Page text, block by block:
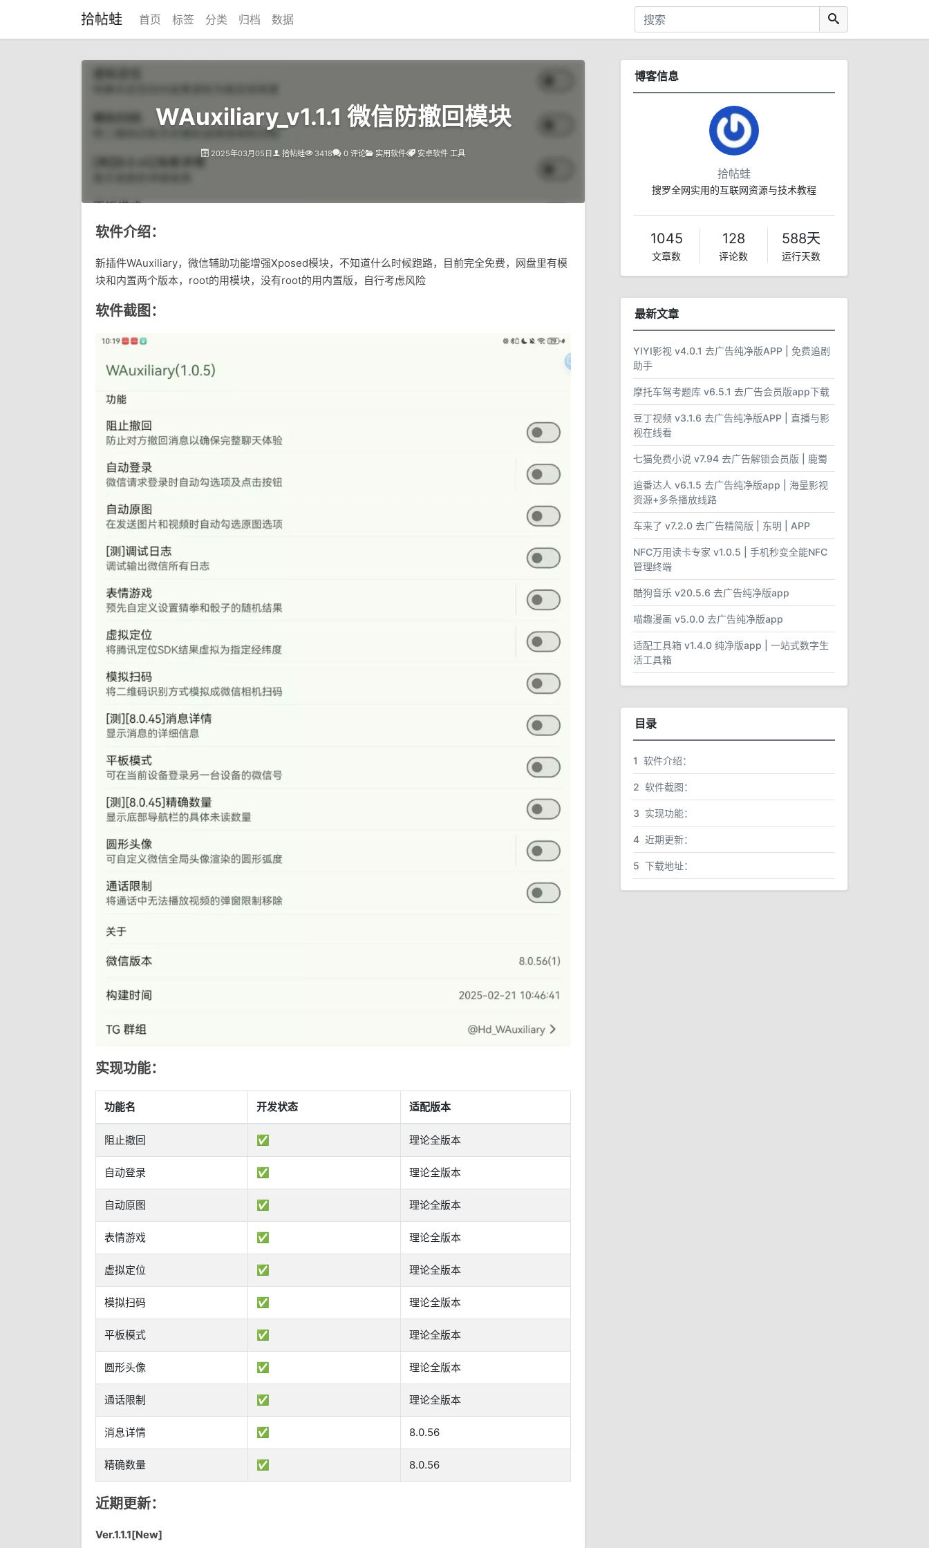
拾帖蛙 首页 标签 分类 归档 数据
WAuxiliary_v1.1.1 微信防撤回模块
2025年03月05日 拾帖蛙 3418 0 评论 实用软件 安卓软件 工具
软件介绍：
新插件WAuxiliary，微信辅助功能增强Xposed模块，不知道什么时候跑路，目前完全免费，网盘里有模
块和内置两个版本，root的用模块，没有root的用内置版，自行考虑风险
软件截图：
实现功能：
功能名 开发状态 适配版本
阻止撤回 ✅ 理论全版本
自动登录 ✅ 理论全版本
自动原图 ✅ 理论全版本
表情游戏 ✅ 理论全版本
虚拟定位 ✅ 理论全版本
模拟扫码 ✅ 理论全版本
平板模式 ✅ 理论全版本
圆形头像 ✅ 理论全版本
通话限制 ✅ 理论全版本
消息详情 ✅ 8.0.56
精确数量 ✅ 8.0.56
近期更新：
Ver.1.1.1[New]
博客信息
拾帖蛙
搜罗全网实用的互联网资源与技术教程
1045
文章数
128
评论数
588天
运行天数
最新文章
YIYI影视 v4.0.1 去广告纯净版APP | 免费追剧
助手
摩托车驾考题库 v6.5.1 去广告会员版app下载
豆丁视频 v3.1.6 去广告纯净版APP | 直播与影
视在线看
七猫免费小说 v7.94 去广告解锁会员版 | 鹿蜀
追番达人 v6.1.5 去广告纯净版app | 海量影视
资源+多条播放线路
车来了 v7.2.0 去广告精简版 | 东明 | APP
NFC万用读卡专家 v1.0.5 | 手机秒变全能NFC
管理终端
酷狗音乐 v20.5.6 去广告纯净版app
喵趣漫画 v5.0.0 去广告纯净版app
适配工具箱 v1.4.0 纯净版app | 一站式数字生
活工具箱
目录
1 软件介绍：
2 软件截图：
3 实现功能：
4 近期更新：
5 下载地址：